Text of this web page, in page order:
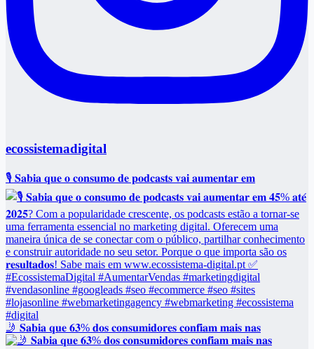
ecossistemadigital
🎙️ 𝐒𝐚𝐛𝐢𝐚 𝐪𝐮𝐞 𝐨 𝐜𝐨𝐧𝐬𝐮𝐦𝐨 𝐝𝐞 𝐩𝐨𝐝𝐜𝐚𝐬𝐭𝐬 𝐯𝐚𝐢 𝐚𝐮𝐦𝐞𝐧𝐭𝐚𝐫 𝐞𝐦
🤳 𝐒𝐚𝐛𝐢𝐚 𝐪𝐮𝐞 𝟔𝟑% 𝐝𝐨𝐬 𝐜𝐨𝐧𝐬𝐮𝐦𝐢𝐝𝐨𝐫𝐞𝐬 𝐜𝐨𝐧𝐟𝐢𝐚𝐦 𝐦𝐚𝐢𝐬 𝐧𝐚𝐬